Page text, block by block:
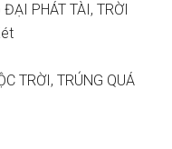
PHÁT TÀI, TRỜI
TRỜI, TRÚNG QUÁ